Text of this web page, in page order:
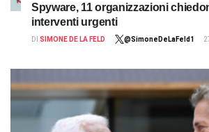
Spyware, 11 organizzazioni
interventi urgenti
DI SIMONE DE LA FELD @SimoneDeLaFeld1